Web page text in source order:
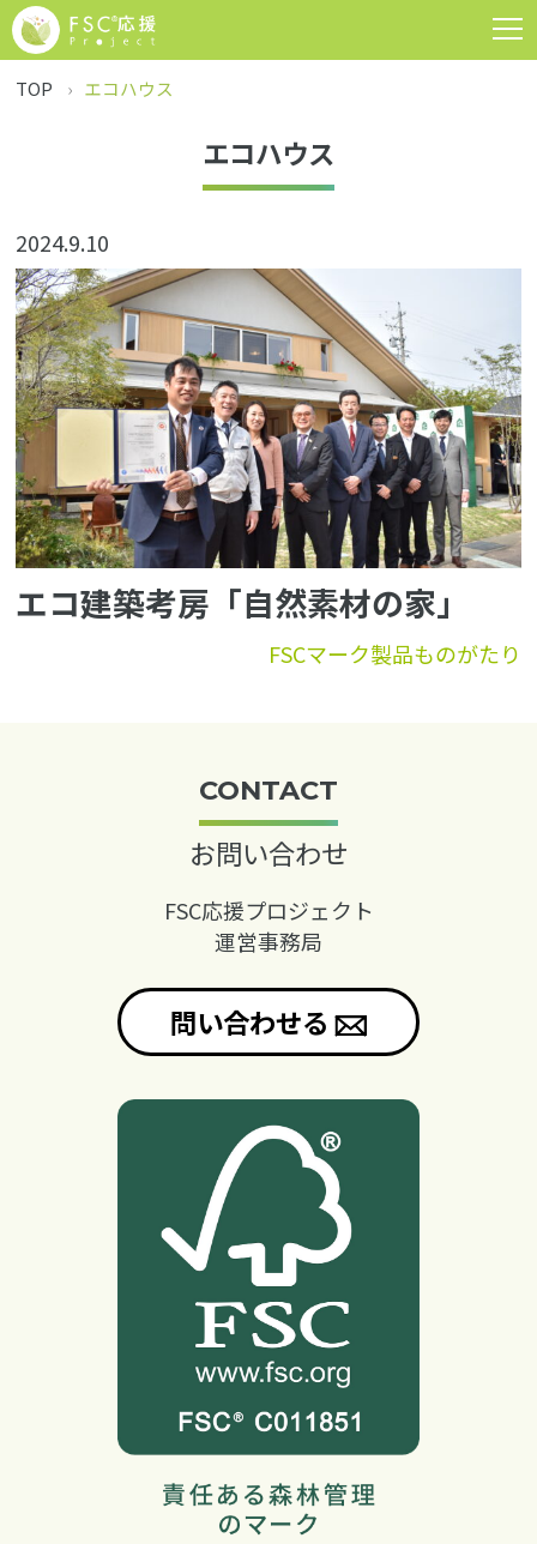
TOP エコハウス
エコハウス
2024.9.10
FSCマーク製品ものがたり
エコ建築考房「自然素材の家」
CONTACT
お問い合わせ
FSC応援プロジェクト
運営事務局
問い合わせる